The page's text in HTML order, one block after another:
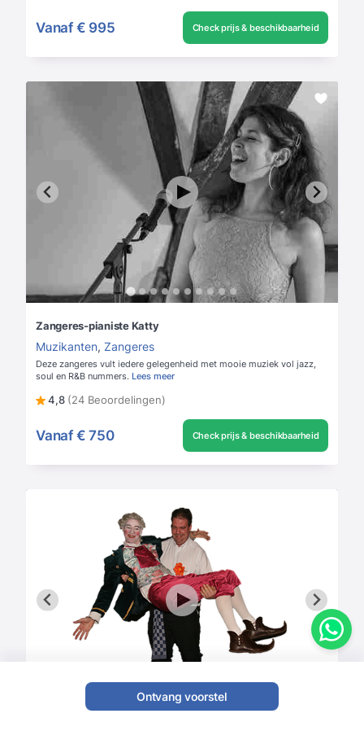
Vanaf € 995 Check prijs & beschikbaarheid
Zangeres-pianiste Katty
Muzikanten, Zangeres
Deze zangeres vult iedere gelegenheid met mooie muziek vol jazz,
soul en R&B nummers. Lees meer
4,8 (24 Beoordelingen)
Vanaf € 750 Check prijs & beschikbaarheid
Ontvang voorstel